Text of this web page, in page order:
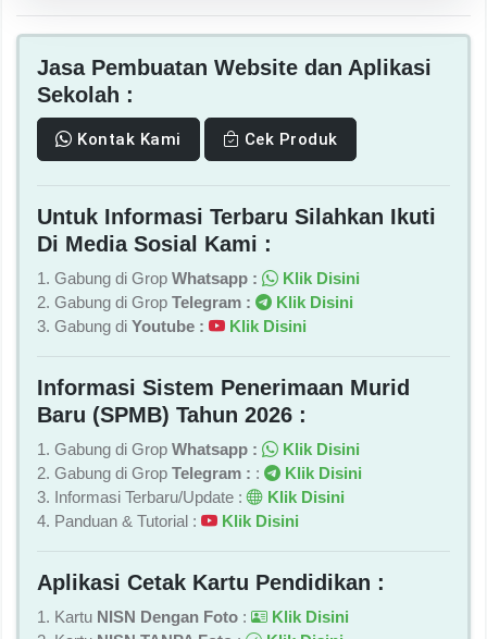
Jasa Pembuatan Website dan Aplikasi
Sekolah :
Kontak Kami Cek Produk
Untuk Informasi Terbaru Silahkan Ikuti
Di Media Sosial Kami :
1. Gabung di Grop Whatsapp :
Klik Disini
2. Gabung di Grop Telegram :
Klik Disini
3. Gabung di Youtube : Klik Disini
Informasi Sistem Penerimaan Murid
Baru (SPMB) Tahun 2026 :
1. Gabung di Grop Whatsapp :
Klik Disini
2. Gabung di Grop Telegram : :
Klik Disini
3. Informasi Terbaru/Update :
Klik Disini
4. Panduan & Tutorial :
Klik Disini
Aplikasi Cetak Kartu Pendidikan :
1. Kartu NISN Dengan Foto :
Klik Disini